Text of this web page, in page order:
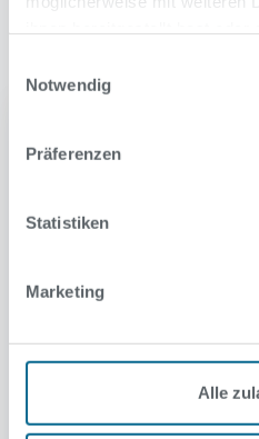
Notwendig
Präferenzen
Statistiken
Marketing
Alle
News
Sommersaison